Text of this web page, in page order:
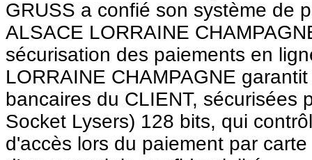
GRUSS a confié son système de
ALSACE LORRAINE
sécurisation des paiements en
LORRAINE CHAMPAGNE
bancaires du CLIENT, sécurisées
Socket Lysers) 128 bits, qui
d'accès lors du paiement par